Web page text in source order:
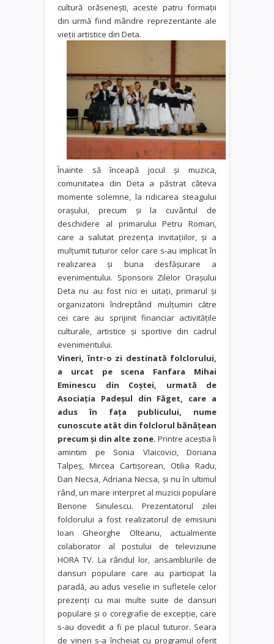
cultură orăseneşti, aceste patru formații
din urmă fiind mândre reprezentante ale
vieții artistice din Deta.
Înainte să înceapă jocul și muzica,
comunitatea din Deta a păstrat câteva
momente solemne, la ridicarea steagului
oraşului, precum şi la cuvântul de
deschidere al primarului Petru Roman,
care a salutat prezența invitaţiilor, și a
mulţumit tuturor celor care s-au implicat în
realizarea şi buna desfăşurare a
evenimentului. Sponsorii Zilelor Orașului
Deta nu au fost nici ei uitați, primarul și
organizatorii îndreptând mulțumiri către
cei care au sprijinit financiar activitățile
culturale, artistice şi sportive din cadrul
evenimentului.
Vineri, într-o zi destinată folclorului,
a urcat pe scena Fanfara Mihai
Eminescu din Coştei, urmată de
Asociaţia Padeşul din Făget, care a
adus în fața publicului, nume
cunoscute atât din folclorul bănăţean
precum şi din alte zone. Printre aceştia îi
amintim pe Sonia Vlaicovici, Doriana
Talpeş, Mircea Cartişorean, Otilia Radu,
Dan Necsa, Adriana Necsa, şi nu în ultimul
rând, un mare interpret al muzicii populare
Benone Sinulescu. Prezentatorul zilei
folclorului a fost realizatorul de emisiuni
Ioan Gheorghe Olteanu, actualmente
colaborator al postului de televiziune
HORA TV. La rândul lor, ansamblurile de
dansuri populare care au participat la
paradă, au adus veselie in sufletele celor
prezenți cu mai multe suite de dansuri
populare și o coregrafie de excepţie, care
s-au dovedit a fi pe placul tuturor. Seara
de vineri s-a încheiat cu programul oferit